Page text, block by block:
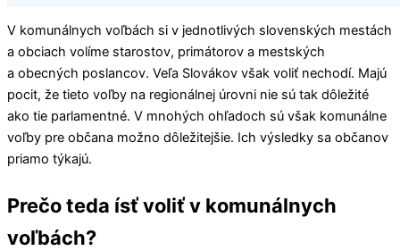
V komunálnych voľbách si v jednotlivých slovenských mestách
a obciach volíme starostov, primátorov a mestských
a obecných poslancov. Veľa Slovákov však voliť nechodí. Majú
pocit, že tieto voľby na regionálnej úrovni nie sú tak dôležité
ako tie parlamentné. V mnohých ohľadoch sú však komunálne
voľby pre občana možno dôležitejšie. Ich výsledky sa občanov
priamo týkajú.
Prečo teda ísť voliť v komunálnych
voľbách?